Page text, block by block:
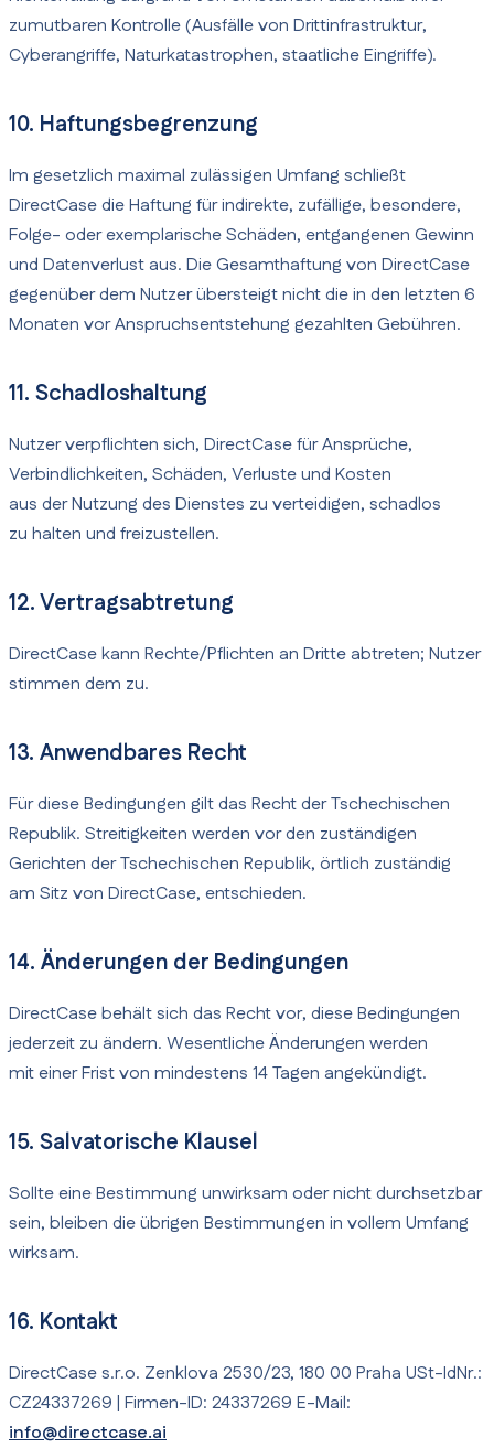
zumutbaren Kontrolle (Ausfälle von Drittinfrastruktur,
Cyberangriffe, Naturkatastrophen, staatliche Eingriffe).
10. Haftungsbegrenzung
Im gesetzlich maximal zulässigen Umfang schließt
DirectCase die Haftung für indirekte, zufällige, besondere,
Folge- oder exemplarische Schäden, entgangenen Gewinn
und Datenverlust aus. Die Gesamthaftung von DirectCase
gegenüber dem Nutzer übersteigt nicht die in den letzten 6
Monaten vor Anspruchsentstehung gezahlten Gebühren.
11. Schadloshaltung
Nutzer verpflichten sich, DirectCase für Ansprüche,
Verbindlichkeiten, Schäden, Verluste und Kosten
aus der Nutzung des Dienstes zu verteidigen, schadlos
zu halten und freizustellen.
12. Vertragsabtretung
DirectCase kann Rechte/Pflichten an Dritte abtreten; Nutzer
stimmen dem zu.
13. Anwendbares Recht
Für diese Bedingungen gilt das Recht der Tschechischen
Republik. Streitigkeiten werden vor den zuständigen
Gerichten der Tschechischen Republik, örtlich zuständig
am Sitz von DirectCase, entschieden.
14. Änderungen der Bedingungen
DirectCase behält sich das Recht vor, diese Bedingungen
jederzeit zu ändern. Wesentliche Änderungen werden
mit einer Frist von mindestens 14 Tagen angekündigt.
15. Salvatorische Klausel
Sollte eine Bestimmung unwirksam oder nicht durchsetzbar
sein, bleiben die übrigen Bestimmungen in vollem Umfang
wirksam.
16. Kontakt
DirectCase s.r.o. Zenklova 2530/23, 180 00 Praha USt-IdNr.:
CZ24337269 | Firmen-ID: 24337269 E-Mail:
info@directcase.ai